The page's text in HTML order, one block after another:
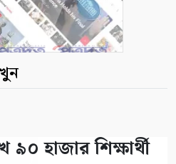
হাজার শিক্ষার্থী